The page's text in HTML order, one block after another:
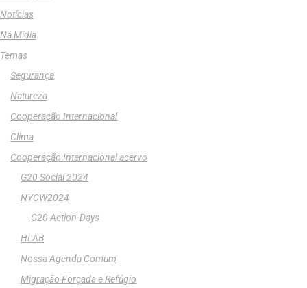
Notícias
Na Mídia
Temas
Segurança
Natureza
Cooperação Internacional
Clima
Cooperação Internacional acervo
G20 Social 2024
NYCW2024
G20 Action-Days
HLAB
Nossa Agenda Comum
Migração Forçada e Refúgio